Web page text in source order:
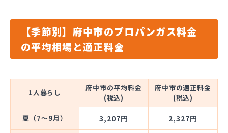
【季節別】府中市のプロパンガス料金
の平均相場と適正料金
1人暮らし
府中市の平均料金
(税込)
府中市の適正料金
(税込)
夏（7～9月） 3,207円 2,327円